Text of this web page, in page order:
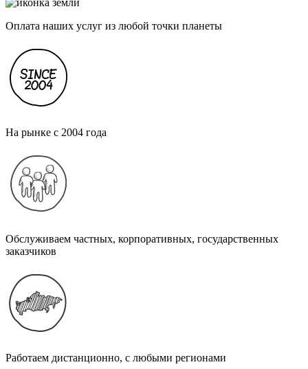
Оплата наших услуг из любой точки планеты
На рынке с 2004 года
Обслуживаем частных, корпоративных, государственных
заказчиков
Работаем дистанционно, с любыми регионами